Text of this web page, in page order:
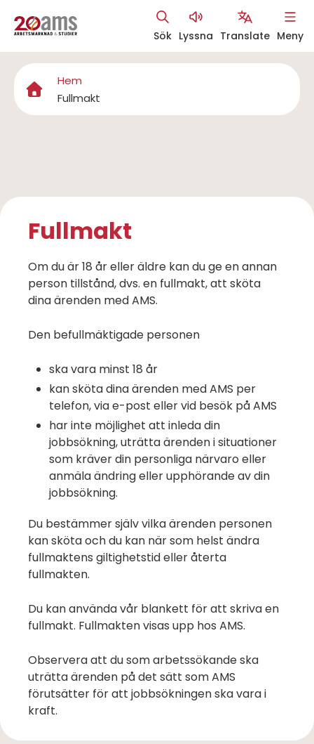
Hoppa
huvudinnehåll
Åtgärdsmeny
Sök Lyssna Translate Meny
Länkstig
Hem
Fullmakt
Fullmakt
Om du är 18 år eller äldre kan du ge en annan
person tillstånd, dvs. en fullmakt, att sköta
dina ärenden med AMS.
Den befullmäktigade personen
ska vara minst 18 år
kan sköta dina ärenden med AMS per
telefon, via e-post eller vid besök på AMS
har inte möjlighet att inleda din
jobbsökning, uträtta ärenden i situationer
som kräver din personliga närvaro eller
anmäla ändring eller upphörande av din
jobbsökning.
Du bestämmer själv vilka ärenden personen
kan sköta och du kan när som helst ändra
fullmaktens giltighetstid eller återta
fullmakten.
Du kan använda vår blankett för att skriva en
fullmakt. Fullmakten visas upp hos AMS.
Observera att du som arbetssökande ska
uträtta ärenden på det sätt som AMS
förutsätter för att jobbsökningen ska vara i
kraft.